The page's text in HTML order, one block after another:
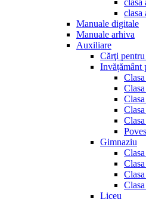
clasa
clasa
Manuale digitale
Manuale arhiva
Auxiliare
Cărţi
Invățământ
Clasa
Gimnaziu
Liceu